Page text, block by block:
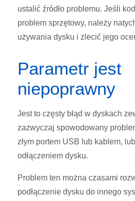
ustalić źródło problemu. Jeśli
problem sprzętowy, należy
używania dysku i zlecić jego
Parametr jest
niepoprawny
Jest to częsty błąd w dyskach
zazwyczaj spowodowany
złym portem USB lub kablem,
odłączeniem dysku.
Problem ten można czasami
podłączenie dysku do innego